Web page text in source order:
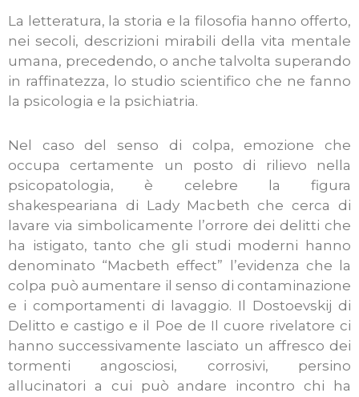
La letteratura, la storia e la filosofia hanno offerto,
nei secoli, descrizioni mirabili della vita mentale
umana, precedendo, o anche talvolta superando
in raffinatezza, lo studio scientifico che ne fanno
la psicologia e la psichiatria.
Nel caso del senso di colpa, emozione che
occupa certamente un posto di rilievo nella
psicopatologia, è celebre la figura
shakespeariana di Lady Macbeth che cerca di
lavare via simbolicamente l’orrore dei delitti che
ha istigato, tanto che gli studi moderni hanno
denominato “Macbeth effect” l’evidenza che la
colpa può aumentare il senso di contaminazione
e i comportamenti di lavaggio. Il Dostoevskij di
Delitto e castigo e il Poe de Il cuore rivelatore ci
hanno successivamente lasciato un affresco dei
tormenti angosciosi, corrosivi, persino
allucinatori a cui può andare incontro chi ha